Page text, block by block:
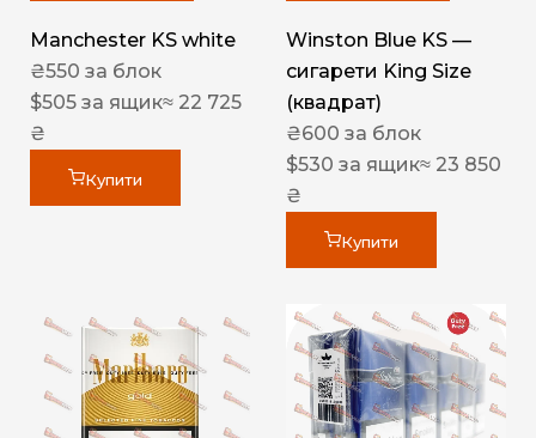
Manchester KS white
₴550 за блок
$505 за ящик≈ 22 725
₴
Купити
Winston Blue KS —
сигарети King Size
(квадрат)
₴600 за блок
$530 за ящик≈ 23 850
₴
Купити